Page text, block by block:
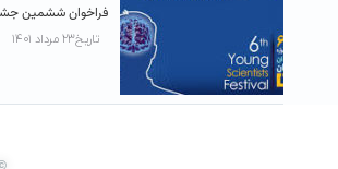
فراخوان ششمین
تاریخ۲۳ مرداد ۱۴۰۱